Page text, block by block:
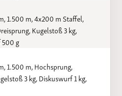
1.500 m, 4x200 m Staffel,
Kugelstoß 3 kg,
500 g
1.500 m, Hochsprung,
3 kg, Diskuswurf 1 kg,